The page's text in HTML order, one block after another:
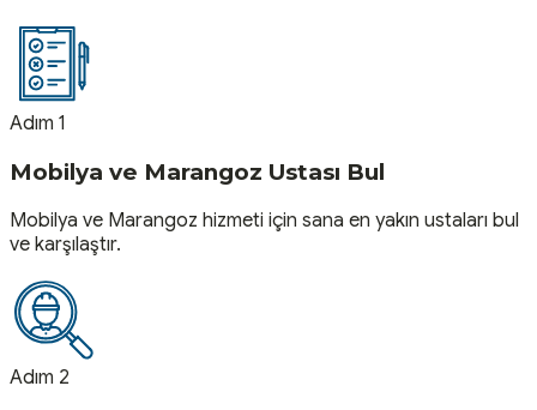
Adım 1
Mobilya ve Marangoz Ustası Bul
Mobilya ve Marangoz hizmeti için sana en yakın ustaları bul
ve karşılaştır.
Adım 2